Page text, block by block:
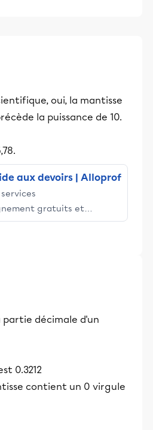
oui, la mantisse
la puissance de 10.
aux devoirs | Alloprof
gratuits et
engage les élèves
partie décimale d'un
0.3212
contient un 0 virgule